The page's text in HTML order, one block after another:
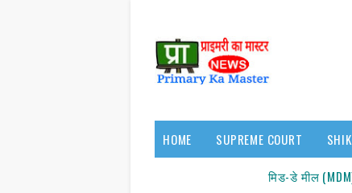
HOME SUPREME COURT
मिड-डे मील